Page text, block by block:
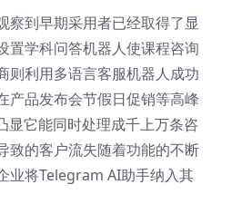
察到早期采用者已经取得了显
置学科问答机器人使课程咨询
则利用多语言客服机器人成功
产品发布会节假日促销等高峰
显它能同时处理成千上万条咨
致的客户流失随着功能的不断
业将Telegram AI助手纳入其